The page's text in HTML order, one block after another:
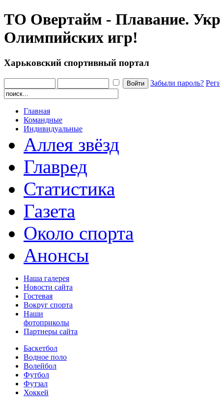
ТО Овертайм - Плавание.
Олимпийских игр!
Харьковский спортивный портал
Забыли пароль?
Главная
Командные
Индивидуальные
Аллея звёзд
Главред
Статистика
Газета
Около спорта
Анонсы
Наша галерея
Новости сайта
Гостевая
Вокруг спорта
Наши
фотоприколы
Партнеры сайта
Баскетбол
Водное поло
Волейбол
Футбол
Футзал
Хоккей